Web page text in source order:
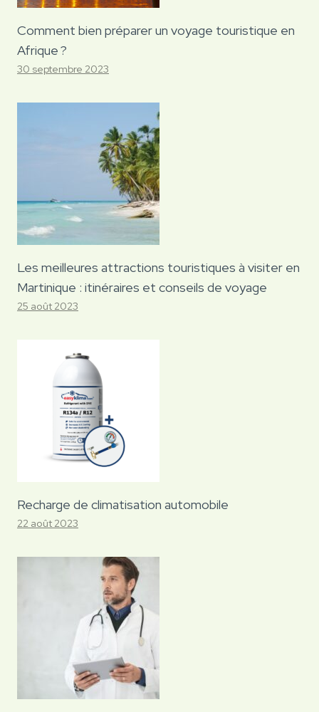
Comment bien préparer un voyage touristique en
Afrique ?
30 septembre 2023
Les meilleures attractions touristiques à visiter en
Martinique : itinéraires et conseils de voyage
25 août 2023
Recharge de climatisation automobile
22 août 2023